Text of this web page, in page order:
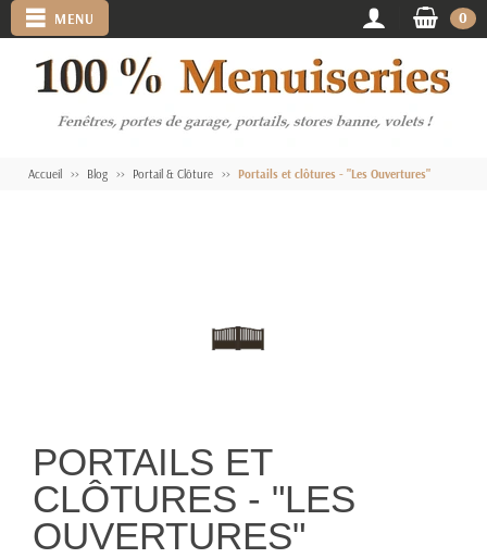
MENU 0
Accueil Blog Portail & Clôture Portails et clôtures - "Les Ouvertures"
PORTAILS ET
CLÔTURES - "LES
OUVERTURES"